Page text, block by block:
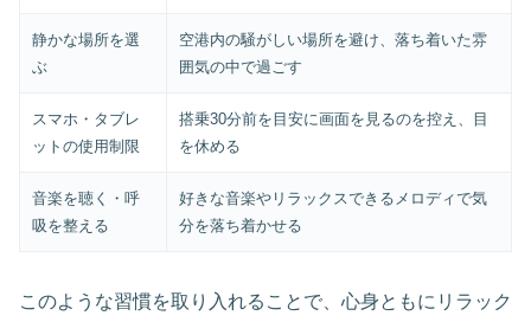
静かな場所を選
ぶ
空港内の騒がしい場所を避け、落ち着いた雰
囲気の中で過ごす
スマホ・タブレ
ットの使用制限
搭乗30分前を目安に画面を見るのを控え、目
を休める
音楽を聴く・呼
吸を整える
好きな音楽やリラックスできるメロディで気
分を落ち着かせる
このような習慣を取り入れることで、心身ともにリラック